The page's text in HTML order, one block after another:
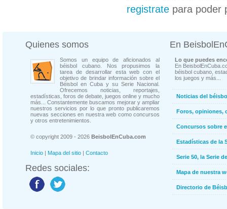
registrate para poder
Quienes somos
Somos un equipo de aficionados al
béisbol cubano. Nos propusimos la
tarea de desarrollar esta web con el
objetivo de brindar información sobre el
Béisbol en Cuba y su Serie Nacional.
Ofrecemos noticias, reportajes,
estadísticas, foros de debate, juegos online y mucho
más... Constantemente buscamos mejorar y ampliar
nuestros servicios por lo que pronto publicaremos
nuevas secciones en nuestra web como concursos
y otros entretenimientos.
© copyright 2009 - 2026 BeisbolEnCuba.com
Inicio | Mapa del sitio | Contacto
Redes sociales:
En
Lo que puedes
En
béisbol cubano,
los juegos y más...
Noticias del
Foros, opiniones,
Concursos sobre
Estadísticas de la
Serie 50, la Serie
Mapa de nuestra
Directorio de